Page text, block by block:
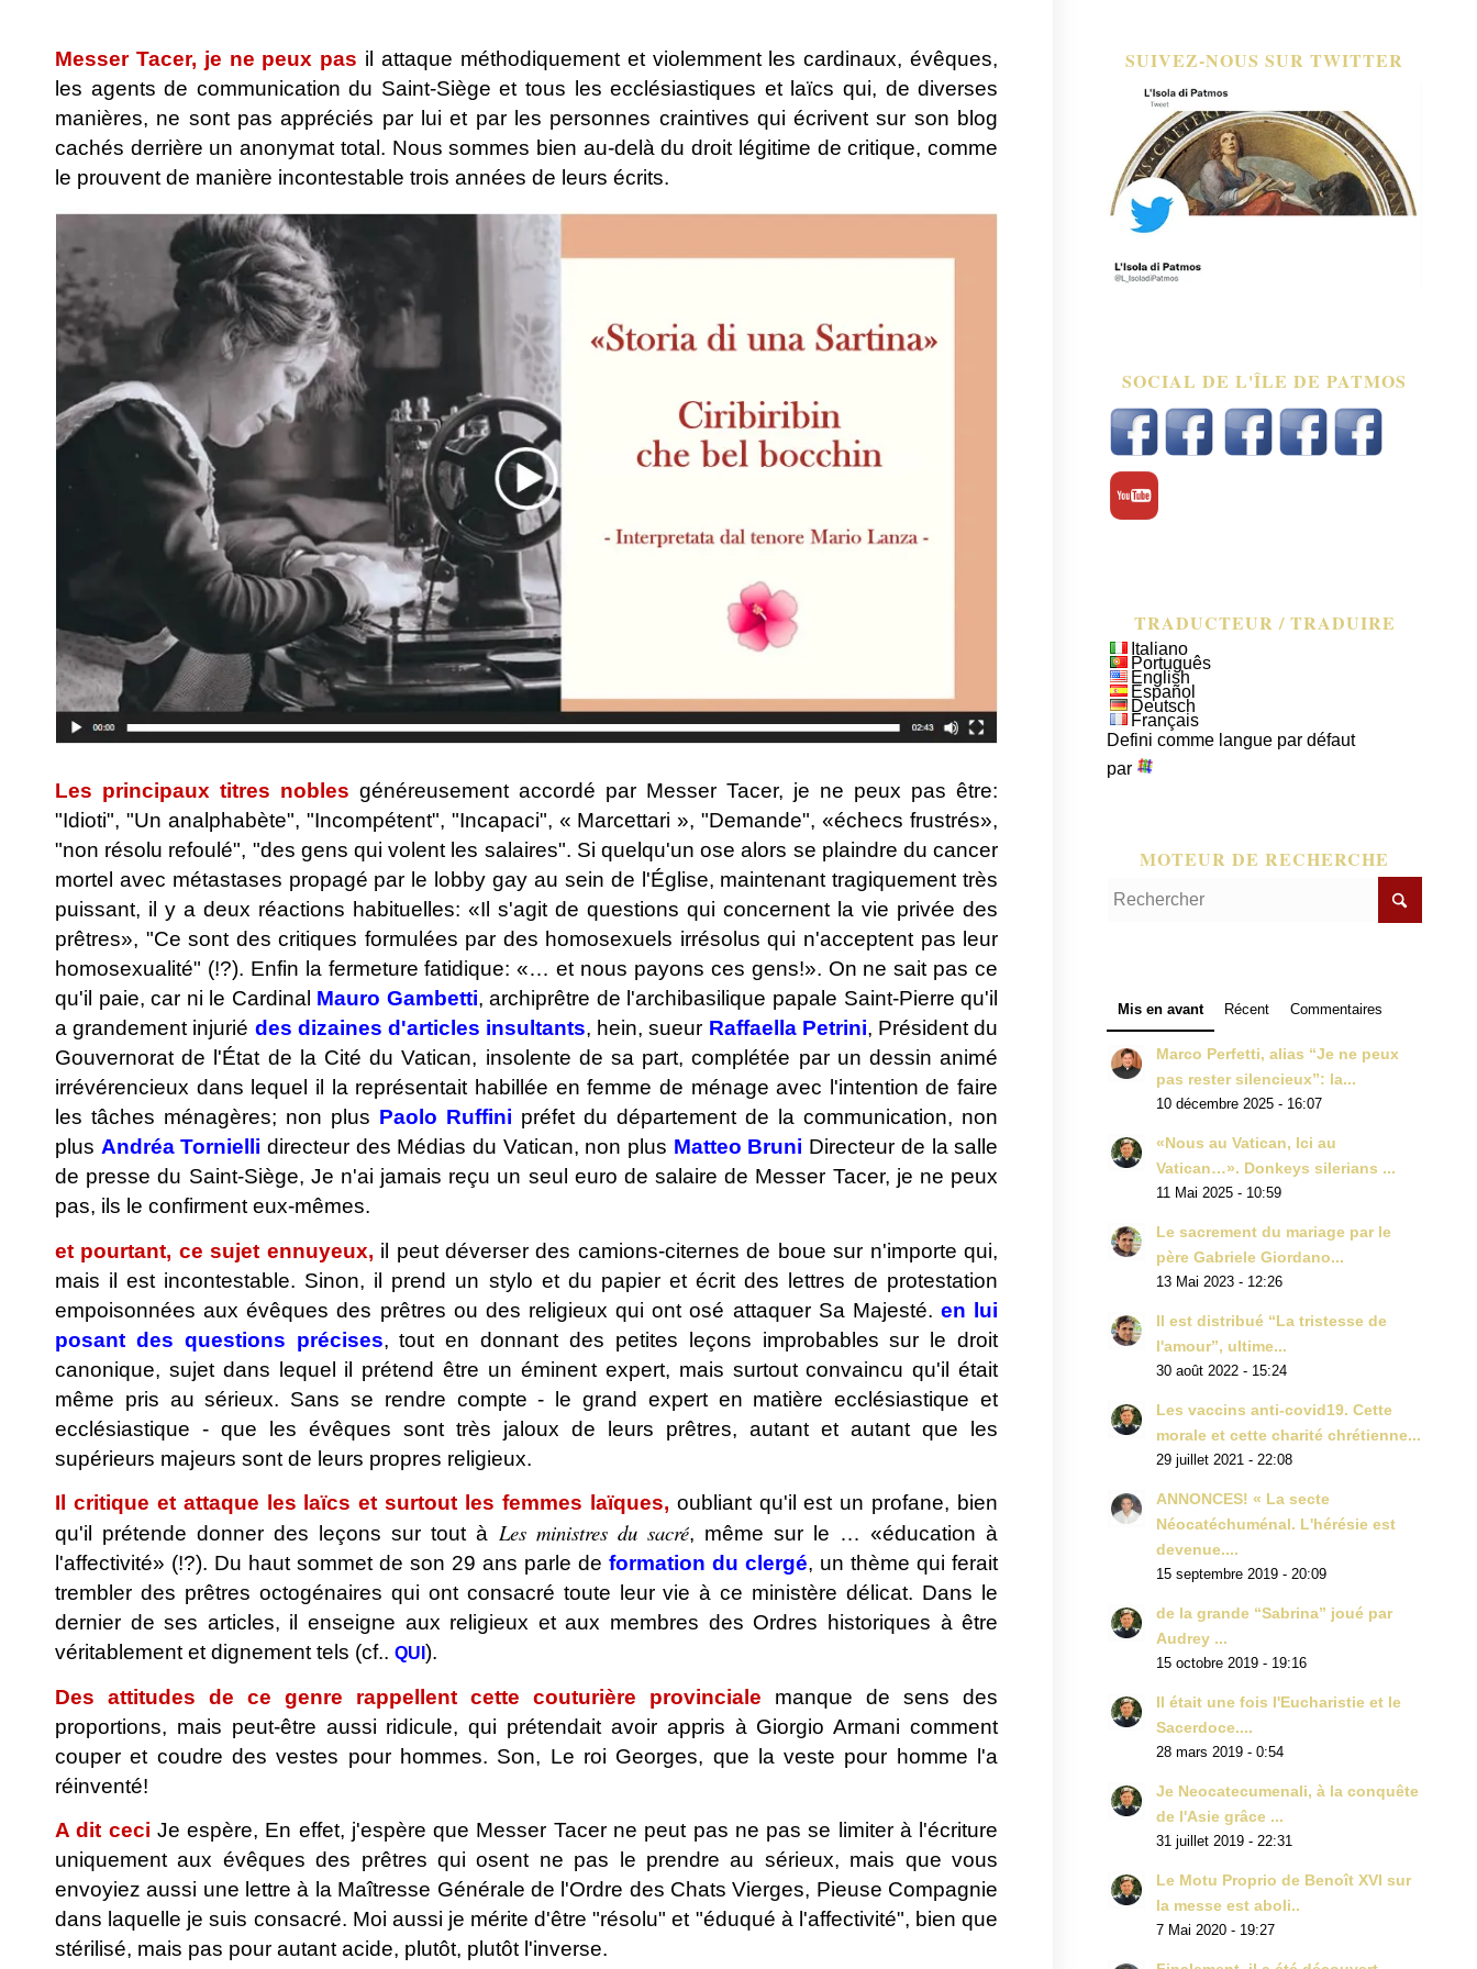
Messer Tacer, je ne peux pas il attaque méthodiquement et violemment les cardinaux, évêques,
les agents de communication du Saint-Siège et tous les ecclésiastiques et laïcs qui, de diverses
manières, ne sont pas appréciés par lui et par les personnes craintives qui écrivent sur son blog
cachés derrière un anonymat total. Nous sommes bien au-delà du droit légitime de critique, comme
le prouvent de manière incontestable trois années de leurs écrits.
Les principaux titres nobles généreusement accordé par Messer Tacer, je ne peux pas être:
"Idioti", "Un analphabète", "Incompétent", "Incapaci", « Marcettari », "Demande", «échecs frustrés»,
"non résolu refoulé", "des gens qui volent les salaires". Si quelqu'un ose alors se plaindre du cancer
mortel avec métastases propagé par le lobby gay au sein de l'Église, maintenant tragiquement très
puissant, il y a deux réactions habituelles: «Il s'agit de questions qui concernent la vie privée des
prêtres», "Ce sont des critiques formulées par des homosexuels irrésolus qui n'acceptent pas leur
homosexualité" (!?). Enfin la fermeture fatidique: «… et nous payons ces gens!». On ne sait pas ce
qu'il paie, car ni le Cardinal Mauro Gambetti, archiprêtre de l'archibasilique papale Saint-Pierre qu'il
a grandement injurié des dizaines d'articles insultants, hein, sueur Raffaella Petrini, Président du
Gouvernorat de l'État de la Cité du Vatican, insolente de sa part, complétée par un dessin animé
irrévérencieux dans lequel il la représentait habillée en femme de ménage avec l'intention de faire
les tâches ménagères; non plus Paolo Ruffini préfet du département de la communication, non
plus Andréa Tornielli directeur des Médias du Vatican, non plus Matteo Bruni Directeur de la salle
de presse du Saint-Siège, Je n'ai jamais reçu un seul euro de salaire de Messer Tacer, je ne peux
pas, ils le confirment eux-mêmes.
et pourtant, ce sujet ennuyeux, il peut déverser des camions-citernes de boue sur n'importe qui,
mais il est incontestable. Sinon, il prend un stylo et du papier et écrit des lettres de protestation
empoisonnées aux évêques des prêtres ou des religieux qui ont osé attaquer Sa Majesté. en lui
posant des questions précises, tout en donnant des petites leçons improbables sur le droit
canonique, sujet dans lequel il prétend être un éminent expert, mais surtout convaincu qu'il était
même pris au sérieux. Sans se rendre compte - le grand expert en matière ecclésiastique et
ecclésiastique - que les évêques sont très jaloux de leurs prêtres, autant et autant que les
supérieurs majeurs sont de leurs propres religieux.
Il critique et attaque les laïcs et surtout les femmes laïques, oubliant qu'il est un profane, bien
qu'il prétende donner des leçons sur tout à Les ministres du sacré, même sur le … «éducation à
l'affectivité» (!?). Du haut sommet de son 29 ans parle deformation du clergé, un thème qui ferait
trembler des prêtres octogénaires qui ont consacré toute leur vie à ce ministère délicat. Dans le
dernier de ses articles, il enseigne aux religieux et aux membres des Ordres historiques à être
véritablement et dignement tels (cf.. QUI ).
Des attitudes de ce genre rappellent cette couturière provinciale manque de sens des
proportions, mais peut-être aussi ridicule, qui prétendait avoir appris à Giorgio Armani comment
couper et coudre des vestes pour hommes. Son, Le roi Georges, que la veste pour homme l'a
réinventé!
A dit ceci Je espère, En effet, j'espère que Messer Tacer ne peut pas ne pas se limiter à l'écriture
uniquement aux évêques des prêtres qui osent ne pas le prendre au sérieux, mais que vous
envoyiez aussi une lettre à la Maîtresse Générale de l'Ordre des Chats Vierges, Pieuse Compagnie
dans laquelle je suis consacré. Moi aussi je mérite d'être "résolu" et "éduqué à l'affectivité", bien que
stérilisé, mais pas pour autant acide, plutôt, plutôt l'inverse.
SUIVEZ-NOUS SUR TWITTER
SOCIAL DE L'ÎLE DE PATMOS
TRADUCTEUR / TRADUIRE
Italiano
Português
English
Español
Deutsch
Français
Defini comme langue par défaut
par
MOTEUR DE RECHERCHE
Mis en avant Récent Commentaires
Marco Perfetti, alias “Je ne peux
pas rester silencieux”: la...
10 décembre 2025 - 16:07
«Nous au Vatican, Ici au
Vatican…». Donkeys silerians ...
11 Mai 2025 - 10:59
Le sacrement du mariage par le
père Gabriele Giordano...
13 Mai 2023 - 12:26
Il est distribué “La tristesse de
l'amour”, ultime...
30 août 2022 - 15:24
Les vaccins anti-covid19. Cette
morale et cette charité chrétienne...
29 juillet 2021 - 22:08
ANNONCES! « La secte
Néocatéchuménal. L'hérésie est
devenue....
15 septembre 2019 - 20:09
de la grande “Sabrina” joué par
Audrey ...
15 octobre 2019 - 19:16
Il était une fois l'Eucharistie et le
Sacerdoce....
28 mars 2019 - 0:54
Je Neocatecumenali, à la conquête
de l'Asie grâce ...
31 juillet 2019 - 22:31
Le Motu Proprio de Benoît XVI sur
la messe est aboli..
7 Mai 2020 - 19:27